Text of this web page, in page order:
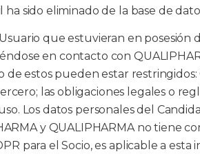
sido eliminado de la base de
que estuvieran en
en contacto con
de estos pueden estar
las obligaciones legales o
Los datos personales del
y QUALIPHARMA no tiene
para el Socio, es aplicable a